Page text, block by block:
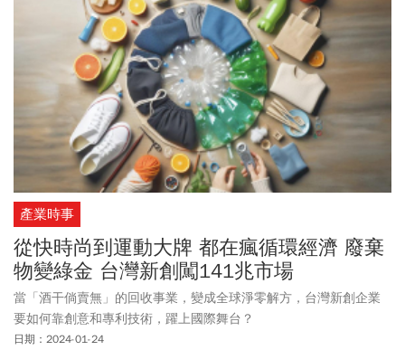
產業時事
從快時尚到運動大牌 都在瘋循環經濟 廢棄
物變綠金 台灣新創闖141兆市場
當「酒干倘賣無」的回收事業，變成全球淨零解方，台灣新創企業
要如何靠創意和專利技術，躍上國際舞台？
日期：2024-01-24